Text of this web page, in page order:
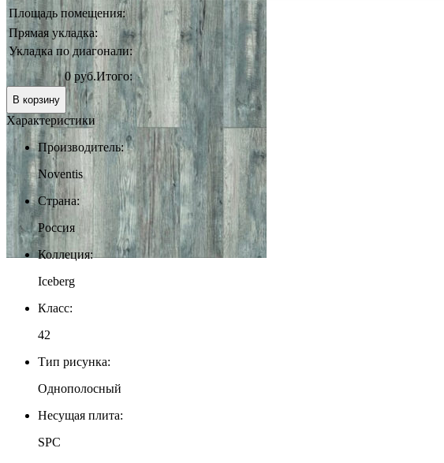
Площадь помещения:
Прямая укладка:
Укладка по диагонали:
Итого:
0 руб.
В корзину
Характеристики
Производитель:
Noventis
Страна:
Россия
Коллеция:
Iceberg
Класс:
42
Тип рисунка:
Однополосный
Несущая плита:
SPC